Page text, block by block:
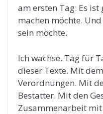
am ersten Tag: Es ist
machen möchte.
sein möchte.
Ich wachse. Tag für
dieser Texte. Mit
Verordnungen. Mit
Bestatter. Mit den
Zusammenarbeit